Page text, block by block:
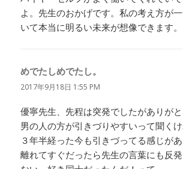
よ。先生のおかげです。私の考え方が
いて本当に明るい未来が想像できます。
めでたしめでたし。
2017年9月18日 1:55 PM
優寧先生、先程は突発でしたがありがと
男の人の方が引きづりやすいって聞く
３年半経った今も引きづってる感じがあ
離れてすぐだったら先生の言葉にも反